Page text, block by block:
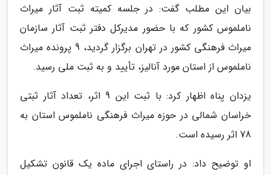
بیان این مطلب گفت: در جلسه کمیته ثبت آثار میراث
ناملموس کشور که با حضور مدیرکل دفتر ثبت آثار سازمان
میراث فرهنگی کشور در تهران برگزار گردید، 9 پرونده میراث
ناملموس از استان مورد آنالیز، تأیید و به ثبت ملی رسید.
یزدان پناه اظهار کرد: با ثبت این 9 اثر، تعداد آثار ثبتی
خراسان شمالی در حوزه میراث فرهنگی ناملموس استان به
78 اثر رسیده است.
او توضیح داد: در راستای اجرای ماده یک قانون تشکیل